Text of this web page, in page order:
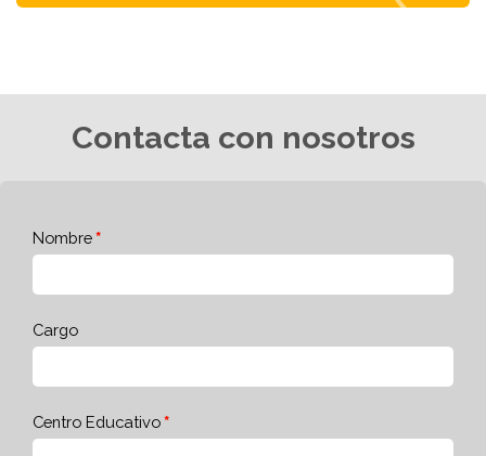
Contacta con nosotros
Nombre
Cargo
Centro Educativo